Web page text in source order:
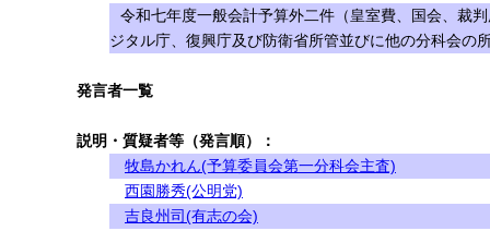
令和七年度一般会計予算外二件（皇室費、国会、裁
ジタル庁、復興庁及び防衛省所管並びに他の分科会の
発言者一覧
説明・質疑者等（発言順）：
牧島かれん(予算委員会第一分科会主査)
西園勝秀(公明党)
吉良州司(有志の会)